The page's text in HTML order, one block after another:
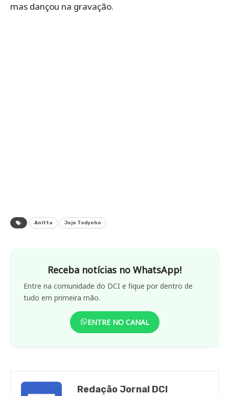
mas dançou na gravação.
Anitta Jojo Todynho
Receba notícias no WhatsApp!
Entre na comunidade do DCI e fique por dentro de
tudo em primeira mão.
ENTRE NO CANAL
Redação Jornal DCI